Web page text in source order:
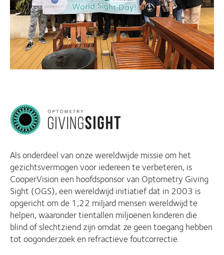
Als onderdeel van onze wereldwijde missie om het
gezichtsvermogen voor iedereen te verbeteren, is
CooperVision een hoofdsponsor van Optometry Giving
Sight (OGS), een wereldwijd initiatief dat in 2003 is
opgericht om de 1,22 miljard mensen wereldwijd te
helpen, waaronder tientallen miljoenen kinderen die
blind of slechtziend zijn omdat ze geen toegang hebben
tot oogonderzoek en refractieve foutcorrectie.